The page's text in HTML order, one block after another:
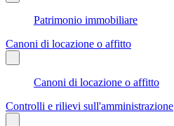
Patrimonio immobiliare
Canoni di locazione o affitto
Canoni di locazione o affitto
Controlli e rilievi sull'amministrazione